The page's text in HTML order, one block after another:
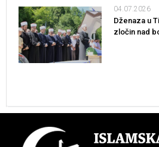
04.07.2026
Dženaza u
zločin nad